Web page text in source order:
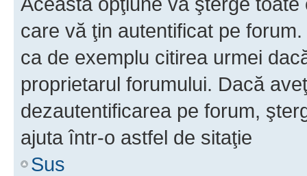
care vă ţin autentificat pe
ca de exemplu citirea urmei
proprietarul forumului. Dacă
dezautentificarea pe forum,
ajuta într-o astfel de sitaţie
Sus